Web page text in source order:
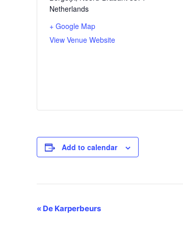
Netherlands
+ Google Map
View Venue Website
Add to calendar
Event
« De Karperbeurs